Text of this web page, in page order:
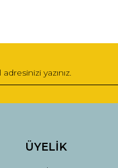
ÜYELİK